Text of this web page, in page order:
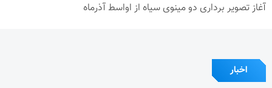
آغاز تصویر برداری دو مینوی سیاه از اواسط آذرماه
اخبار